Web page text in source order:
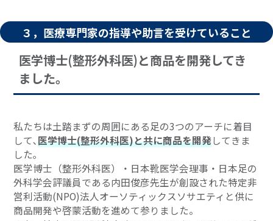
３，医療専門家の指導や助言を受けていること
医学博士(整形外科医)と商品を開発してき
ました｡
私たちは土踏まずの周囲にある足の3つのアーチに着目
して､医学博士(整形外科医)と共に商品を開発してきま
した｡
医学博士（整形外科医）・日本靴医学会理事・日本足の
外科学会評議員である内田俊彦先生が創設された特定非
営利活動(NPO)法人オーソティックスソサエティと供に
商品開発や啓蒙活動を進めて参りました。